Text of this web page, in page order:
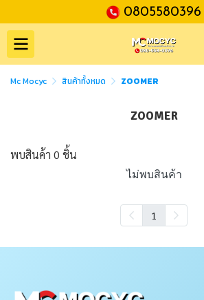
0805580396
Mc Mocyc สินค้าทั้งหมด ZOOMER
ZOOMER
พบสินค้า 0 ชิ้น
ไม่พบสินค้า
1